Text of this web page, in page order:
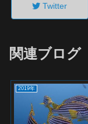
Twitter
関連ブログ
2019年